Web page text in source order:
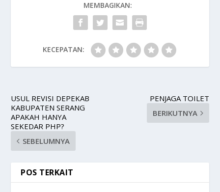
MEMBAGIKAN:
KECEPATAN:
USUL REVISI DEPEKAB
KABUPATEN SERANG
APAKAH HANYA
SEKEDAR PHP?
SEBELUMNYA
PENJAGA TOILET
BERIKUTNYA
POS TERKAIT